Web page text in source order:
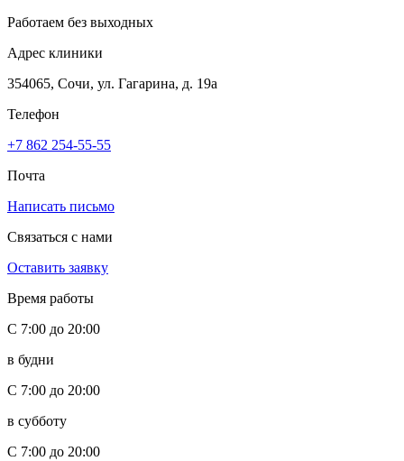
Работаем без выходных
Адрес клиники
354065, Сочи, ул. Гагарина, д. 19а
Телефон
+7 862 254-55-55
Почта
Написать письмо
Связаться с нами
Оставить заявку
Время работы
С 7:00 до 20:00
в будни
С 7:00 до 20:00
в субботу
С 7:00 до 20:00